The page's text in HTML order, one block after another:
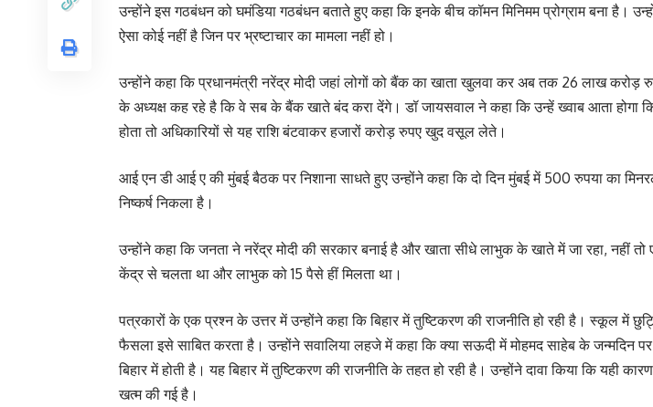
उन्होंने इस गठबंधन को घमंडिया गठबंधन बताते हुए कहा कि इनके बीच कॉमन मिनिमम प्रोग्राम बना है।
ऐसा कोई नहीं है जिन पर भ्रष्टाचार का मामला नहीं हो।
उन्होंने कहा कि प्रधानमंत्री नरेंद्र मोदी जहां लोगों को बैंक का खाता खुलवा कर अब तक 26 लाख करोड़
के अध्यक्ष कह रहे है कि वे सब के बैंक खाते बंद करा देंगे। डॉ जायसवाल ने कहा कि उन्हें ख्वाब आता होगा
होता तो अधिकारियों से यह राशि बंटवाकर हजारों करोड़ रुपए खुद वसूल लेते।
आई एन डी आई ए की मुंबई बैठक पर निशाना साधते हुए उन्होंने कहा कि दो दिन मुंबई में 500 रुपया का
निष्कर्ष निकला है।
उन्होंने कहा कि जनता ने नरेंद्र मोदी की सरकार बनाई है और खाता सीधे लाभुक के खाते में जा रहा, नहीं
केंद्र से चलता था और लाभुक को 15 पैसे हीं मिलता था।
पत्रकारों के एक प्रश्न के उत्तर में उन्होंने कहा कि बिहार में तुष्टिकरण की राजनीति हो रही है। स्कूल में
फैसला इसे साबित करता है। उन्होंने सवालिया लहजे में कहा कि क्या सऊदी में मोहमद साहेब के जन्मदिन
बिहार में होती है। यह बिहार में तुष्टिकरण की राजनीति के तहत हो रही है। उन्होंने दावा किया कि यही
खत्म की गई है।